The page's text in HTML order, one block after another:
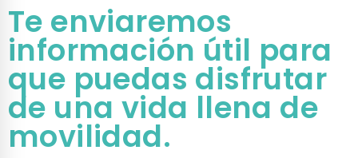
Te enviaremos
información útil para
que puedas disfrutar
de una vida llena de
movilidad.